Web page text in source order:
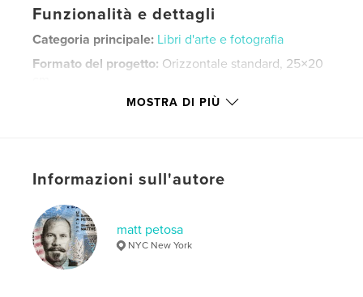
Funzionalità e dettagli
Categoria principale: Libri d'arte e fotografia
Formato del progetto: Orizzontale standard, 25×20
LinguaEnglish
Parole chiave
Paris , Africa , Israel
nyc ,
MOSTRA DI PIÙ
Informazioni sull'autore
matt petosa
NYC New York